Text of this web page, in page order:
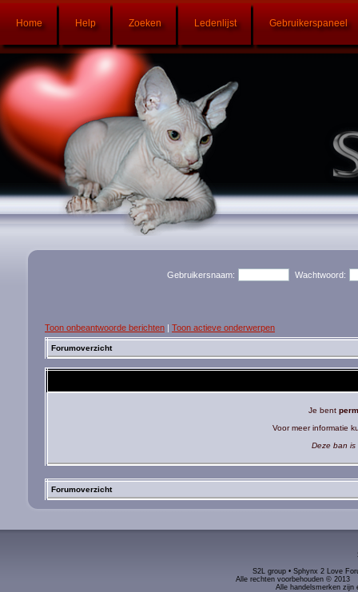
Home Help Zoeken Ledenlijst Gebruikerspaneel
Gebruikersnaam: Wachtwoord:
Toon onbeantwoorde berichten | Toon actieve onderwerpen
Forumoverzicht
Je bent
Voor meer informatie
Deze ban is
Forumoverzicht
S2L group • Sphynx 2 Love
Alle rechten voorbehouden ©
Alle handelsmerken zijn